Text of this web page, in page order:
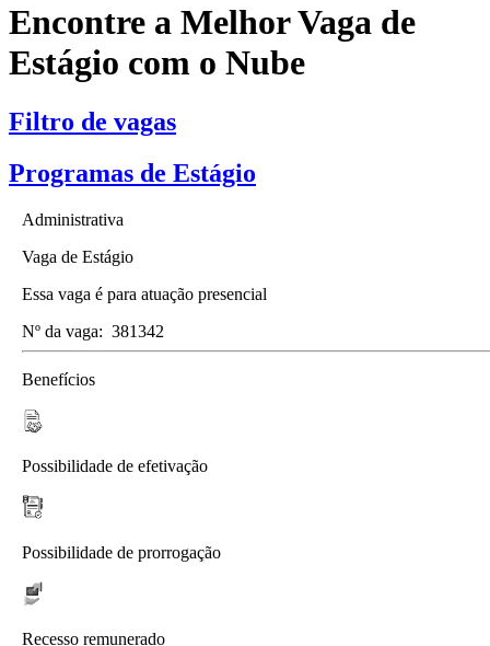
Encontre a Melhor Vaga de
Estágio com o Nube
Filtro de vagas
Programas de Estágio
Administrativa
Vaga de Estágio
Essa vaga é para atuação presencial
Nº da vaga: 381342
Benefícios
Possibilidade de efetivação
Possibilidade de prorrogação
Recesso remunerado